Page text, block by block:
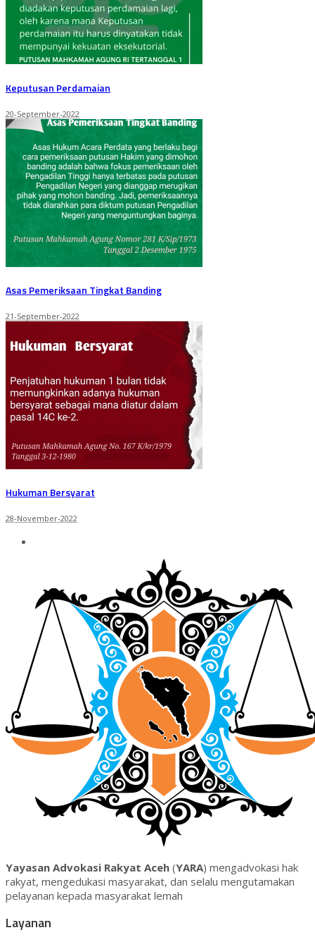
Keputusan Perdamaian
20-September-2022
Asas Pemeriksaan Tingkat Banding
21-September-2022
Hukuman Bersyarat
28-November-2022
Yayasan Advokasi Rakyat Aceh (YARA) mengadvokasi hak
rakyat, mengedukasi masyarakat, dan selalu mengutamakan
pelayanan kepada masyarakat lemah
Layanan